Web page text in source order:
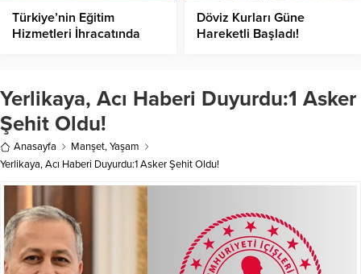
Türkiye’nin Eğitim
Hizmetleri İhracatında
Döviz Kurları Güne
Hareketli Başladı!
Yerlikaya, Acı Haberi Duyurdu:1 Asker
Şehit Oldu!
Anasayfa Manşet,Yaşam
Yerlikaya, Acı Haberi Duyurdu:1 Asker Şehit Oldu!